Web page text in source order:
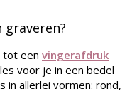
tot een vingerafdruk
voor je in een bedel
in allerlei vormen: rond,